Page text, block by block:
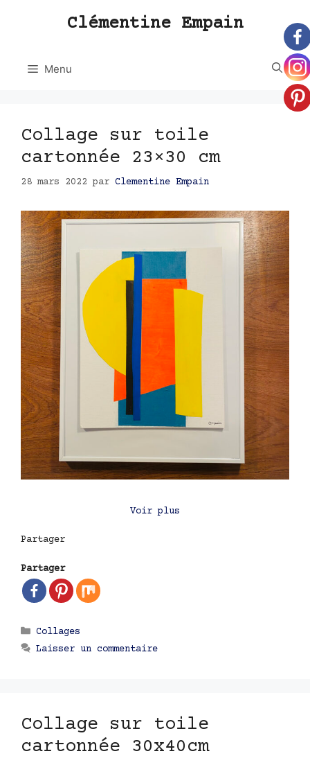
Clémentine Empain
Menu
Collage sur toile
cartonnée 23×30 cm
28 mars 2022 par Clementine Empain
Voir plus
Partager
Partager
Catégories
Collages
Laisser un commentaire
Collage sur toile
cartonnée 30x40cm